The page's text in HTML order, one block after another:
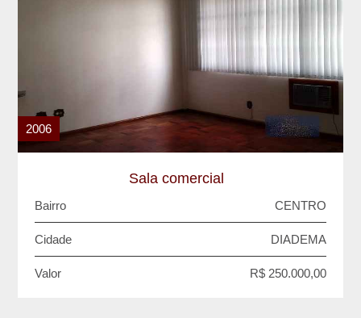
2006
Sala comercial
Bairro CENTRO
Cidade DIADEMA
Valor R$ 250.000,00